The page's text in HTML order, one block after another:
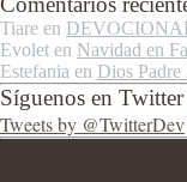
Tiare en
Evolet en Navidad en
Estefania en Dios
Síguenos en Twitter
Tweets by @TwitterDev